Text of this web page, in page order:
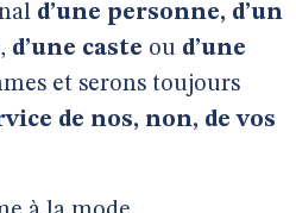
d’une personne, d’un
d’une caste ou d’une
et serons toujours
de nos, non, de vos